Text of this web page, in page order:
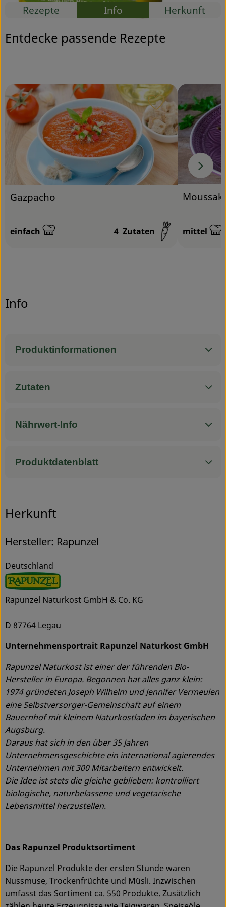
Rezepte Info Herkunft
Entdecke passende Rezepte
Gazpacho
Schwierigkeit:
einfach 4 Zutaten
Rezept zu
mittel
Info
Produktinformationen
Zutaten
Nährwert-Info
Produktdatenblatt
Herkunft
Hersteller: Rapunzel
Deutschland
Rapunzel Naturkost GmbH & Co. KG
D 87764 Legau
Unternehmensportrait Rapunzel Naturkost GmbH
Rapunzel Naturkost ist einer der führenden Bio-
Hersteller in Europa. Begonnen hat alles ganz klein:
1974 gründeten Joseph Wilhelm und Jennifer Vermeulen
eine Selbstversorger-Gemeinschaft auf einem
Bauernhof mit kleinem Naturkostladen im bayerischen
Augsburg.
Daraus hat sich in den über 35 Jahren
Unternehmensgeschichte ein international agierendes
Unternehmen mit 300 Mitarbeitern entwickelt.
Die Idee ist stets die gleiche geblieben: kontrolliert
biologische, naturbelassene und vegetarische
Lebensmittel herzustellen.
Das Rapunzel Produktsortiment
Die Rapunzel Produkte der ersten Stunde waren
Nussmuse, Trockenfrüchte und Müsli. Inzwischen
umfasst das Sortiment ca. 550 Produkte. Zusätzlich